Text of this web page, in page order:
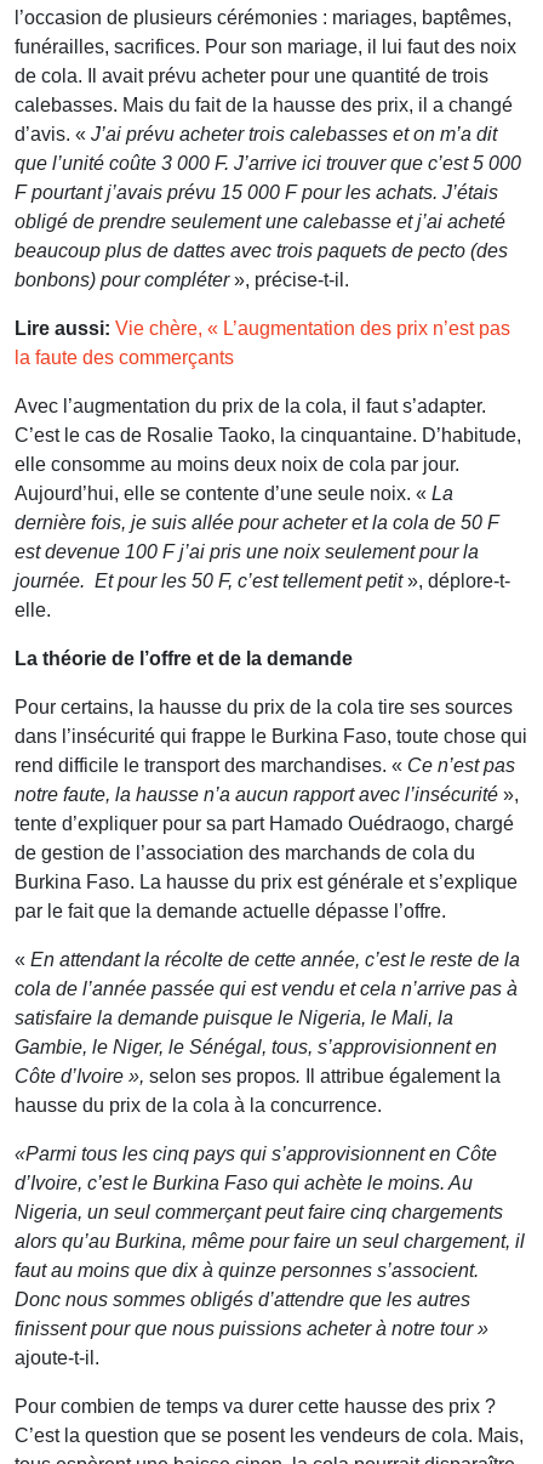
l’occasion de plusieurs cérémonies : mariages, baptêmes,
funérailles, sacrifices. Pour son mariage, il lui faut des noix
de cola. Il avait prévu acheter pour une quantité de trois
calebasses. Mais du fait de la hausse des prix, il a changé
d’avis. « J’ai prévu acheter trois calebasses et on m’a dit
que l’unité coûte 3 000 F. J’arrive ici trouver que c’est 5 000
F pourtant j’avais prévu 15 000 F pour les achats. J’étais
obligé de prendre seulement une calebasse et j’ai acheté
beaucoup plus de dattes avec trois paquets de pecto (des
bonbons) pour compléter», précise-t-il.
Lire aussi: Vie chère, « L’augmentation des prix n’est pas
la faute des commerçants
Avec l’augmentation du prix de la cola, il faut s’adapter.
C’est le cas de Rosalie Taoko, la cinquantaine. D’habitude,
elle consomme au moins deux noix de cola par jour.
Aujourd’hui, elle se contente d’une seule noix. « La
dernière fois, je suis allée pour acheter et la cola de 50 F
est devenue 100 F j’ai pris une noix seulement pour la
journée. Et pour les 50 F, c’est tellement petit», déplore-t-
elle.
La théorie de l’offre et de la demande
Pour certains, la hausse du prix de la cola tire ses sources
dans l’insécurité qui frappe le Burkina Faso, toute chose qui
rend difficile le transport des marchandises. « Ce n’est pas
notre faute, la hausse n’a aucun rapport avec l’insécurité »,
tente d’expliquer pour sa part Hamado Ouédraogo, chargé
de gestion de l’association des marchands de cola du
Burkina Faso. La hausse du prix est générale et s’explique
par le fait que la demande actuelle dépasse l’offre.
« En attendant la récolte de cette année, c’est le reste de la
cola de l’année passée qui est vendu et cela n’arrive pas à
satisfaire la demande puisque le Nigeria, le Mali, la
Gambie, le Niger, le Sénégal, tous, s’approvisionnent en
Côte d’Ivoire », selon ses propos. Il attribue également la
hausse du prix de la cola à la concurrence.
«Parmi tous les cinq pays qui s’approvisionnent en Côte
d’Ivoire, c’est le Burkina Faso qui achète le moins. Au
Nigeria, un seul commerçant peut faire cinq chargements
alors qu’au Burkina, même pour faire un seul chargement, il
faut au moins que dix à quinze personnes s’associent.
Donc nous sommes obligés d’attendre que les autres
finissent pour que nous puissions acheter à notre tour »
ajoute-t-il.
Pour combien de temps va durer cette hausse des prix ?
C’est la question que se posent les vendeurs de cola. Mais,